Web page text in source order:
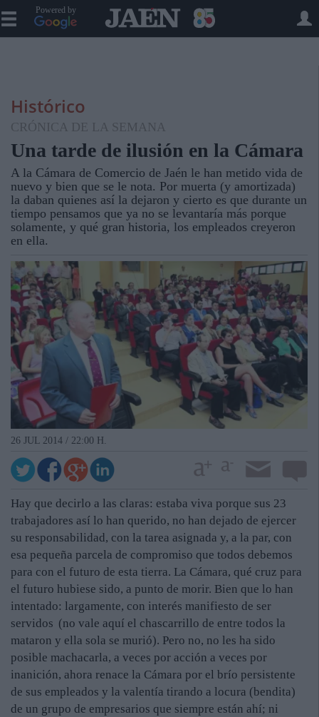
Powered by
Histórico
CRÓNICA DE LA SEMANA
Una tarde de ilusión en la Cámara
A la Cámara de Comercio de Jaén le han metido vida de
nuevo y bien que se le nota. Por muerta (y amortizada)
la daban quienes así la dejaron y cierto es que durante un
tiempo pensamos que ya no se levantaría más porque
solamente, y qué gran historia, los empleados creyeron
en ella.
26 JUL 2014 / 22:00 H.
Hay que decirlo a las claras: estaba viva porque sus 23
trabajadores así lo han querido, no han dejado de ejercer
su responsabilidad, con la tarea asignada y, a la par, con
esa pequeña parcela de compromiso que todos debemos
para con el futuro de esta tierra. La Cámara, qué cruz para
el futuro hubiese sido, a punto de morir. Bien que lo han
intentado: largamente, con interés manifiesto de ser
servidos (no vale aquí el chascarrillo de entre todos la
mataron y ella sola se murió). Pero no, no les ha sido
posible machacarla, a veces por acción a veces por
inanición, ahora renace la Cámara por el brío persistente
de sus empleados y la valentía tirando a locura (bendita)
de un grupo de empresarios que siempre están ahí; ni